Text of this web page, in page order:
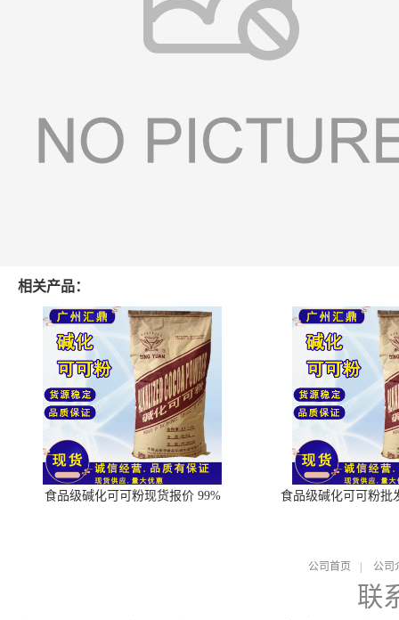
相关产品：
食品级碱化可可粉现货报价 99% 食品级碱化可可粉批
公司首页 公司
联